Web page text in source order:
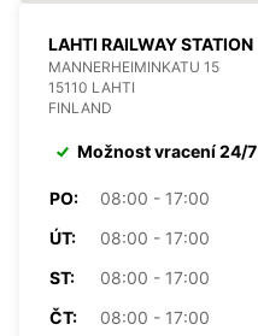
LAHTI RAILWAY STATION
MANNERHEIMINKATU 15
15110 LAHTI
FINLAND
Možnost vracení 24/7
PO:
08:00 - 17:00
ÚT:
08:00 - 17:00
ST:
08:00 - 17:00
ČT:
08:00 - 17:00